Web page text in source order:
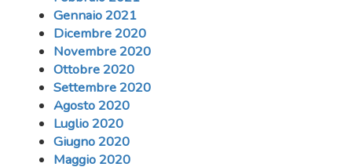
Gennaio 2021
Dicembre 2020
Novembre 2020
Ottobre 2020
Settembre 2020
Agosto 2020
Luglio 2020
Giugno 2020
Maggio 2020